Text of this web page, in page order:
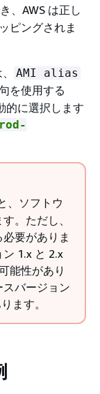
、AWS は正し
ピングされま
AMI alias
を使用する
的に選択します
、ソフトウ
。ただし、
要がありま
1.x と 2.x
能性があり
バージョン
ます。